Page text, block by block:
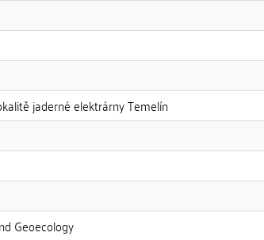
jaderné elektrárny Temelín
Geoecology